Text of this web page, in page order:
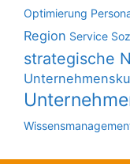
Optimierung
Region Service
strategische